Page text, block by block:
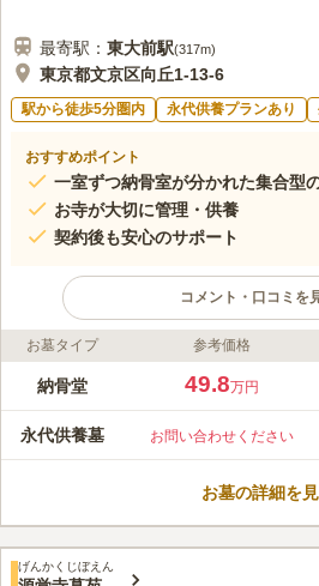
最寄駅： 東大前駅(317m)
東京都文京区向丘1-13-6
駅から徒歩5分圏内 永代供養プランあり
おすすめポイント
一室ずつ納骨室が分かれた集合型
お寺が大切に管理・供養
契約後も安心のサポート
コメント・口コミを
ライフドット編集部のコメント
正行寺は、とうがらし地蔵とい
クセスが非常によいので、気軽に
す。 納骨墓は、ご家族が少ない方
ことが可能です。 日当たりがよい
みんなの評価
5.0 口コミ
40代女性
自宅からは電車１本で行けるので
登り坂が大変だがとりあえず近いので良いと
お墓タイプ 参考価格
納骨堂 49.8万円
永代供養墓 お問い合わせください
お墓の詳細を
げんかくじぼえん